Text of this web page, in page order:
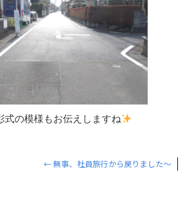
式の模様もお伝えしますね
←無事、社員旅行から戻りました～